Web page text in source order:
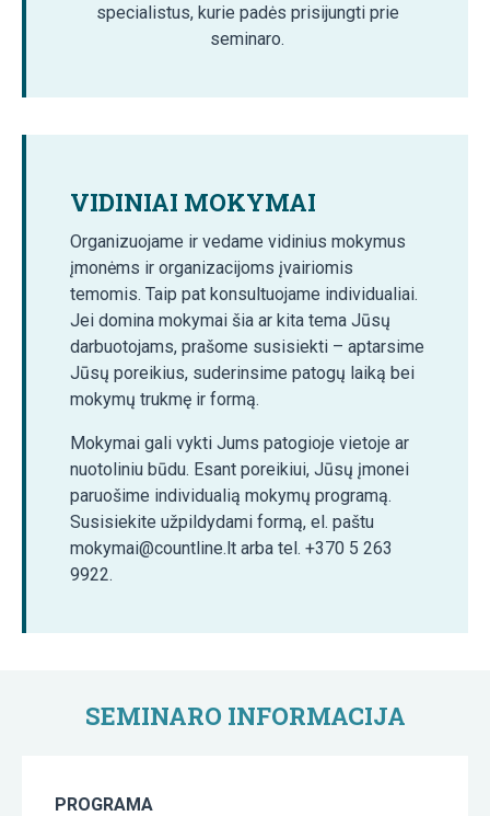
specialistus, kurie padės prisijungti prie
seminaro.
VIDINIAI MOKYMAI
Organizuojame ir vedame vidinius mokymus
įmonėms ir organizacijoms įvairiomis
temomis. Taip pat konsultuojame individualiai.
Jei domina mokymai šia ar kita tema Jūsų
darbuotojams, prašome susisiekti – aptarsime
Jūsų poreikius, suderinsime patogų laiką bei
mokymų trukmę ir formą.
Mokymai gali vykti Jums patogioje vietoje ar
nuotoliniu būdu. Esant poreikiui, Jūsų įmonei
paruošime individualią mokymų programą.
Susisiekite užpildydami formą, el. paštu
mokymai@countline.lt arba tel. +370 5 263
9922.
SEMINARO INFORMACIJA
PROGRAMA